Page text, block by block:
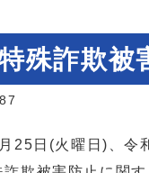
殊詐欺被
25日(火曜日)、令